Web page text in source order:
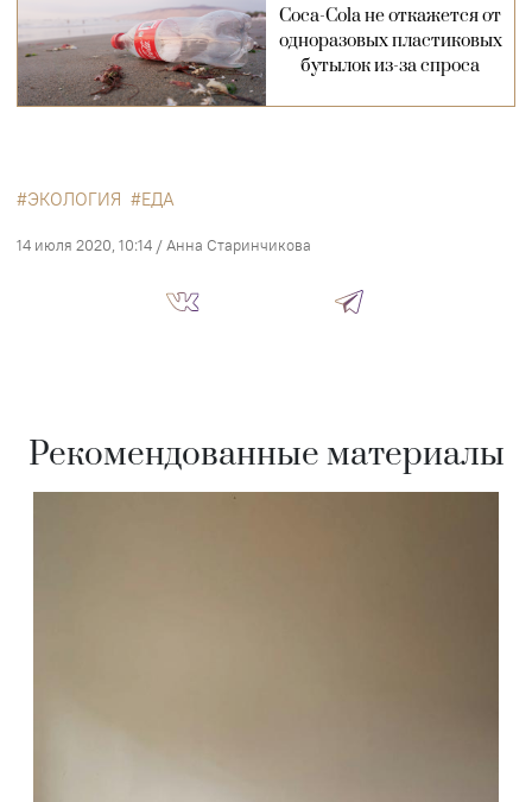
Coca-Cola не откажется от
одноразовых пластиковых
бутылок из-за спроса
ЭКОЛОГИЯ ЕДА
14 июля 2020, 10:14 /Анна Старинчикова
Рекомендованные материалы